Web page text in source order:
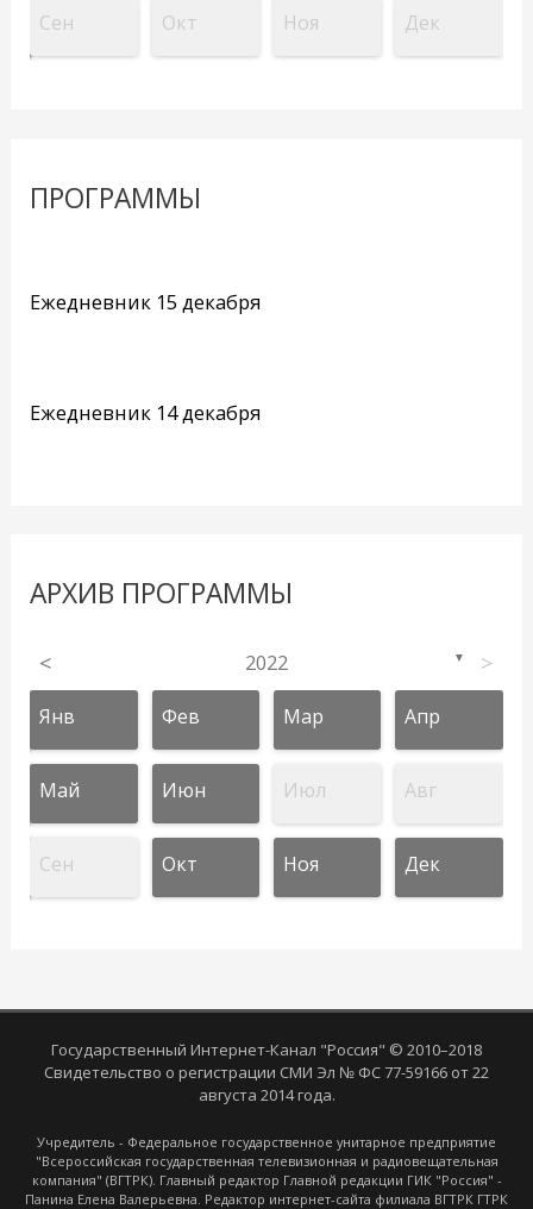
Сен Окт Ноя Дек
ПРОГРАММЫ
Ежедневник 15 декабря
Ежедневник 14 декабря
АРХИВ ПРОГРАММЫ
< 2022 ▼ >
Янв Фев Мар Апр
Май Июн Июл Авг
Сен Окт Ноя Дек
Государственный Интернет-Канал "Россия" © 2010–2018
Свидетельство о регистрации СМИ Эл № ФС 77-59166 от 22
августа 2014 года.
Учредитель - Федеральное государственное унитарное предприятие
"Всероссийская государственная телевизионная и радиовещательная
компания" (ВГТРК). Главный редактор Главной редакции ГИК "Россия" -
Панина Елена Валерьевна. Редактор интернет-сайта филиала ВГТРК ГТРК